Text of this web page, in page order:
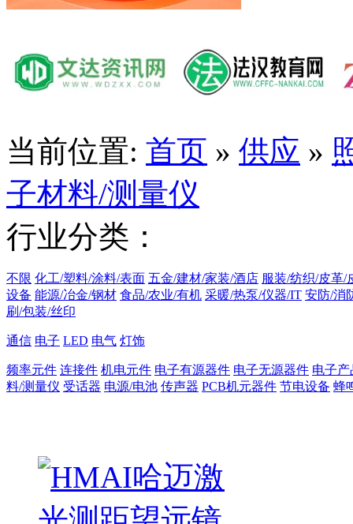
当前位置: 首页 » 供应 »
子材料/测量仪
行业分类：
不限 化工/塑料/涂料/表面 五金/建材/家装/酒店 服装/纺织/皮革/
设备 能源/冶金/钢材 食品/农业/有机 采暖/热泵/仪器/IT 安防/消
刷/包装/丝印
通信 电子 LED 电气 灯饰
频率元件 连接件 机电元件 电子有源器件 电子无源器件 电子
料/测量仪 受话器 电源/电池 传声器 PCB机元器件 节电设备 蜂